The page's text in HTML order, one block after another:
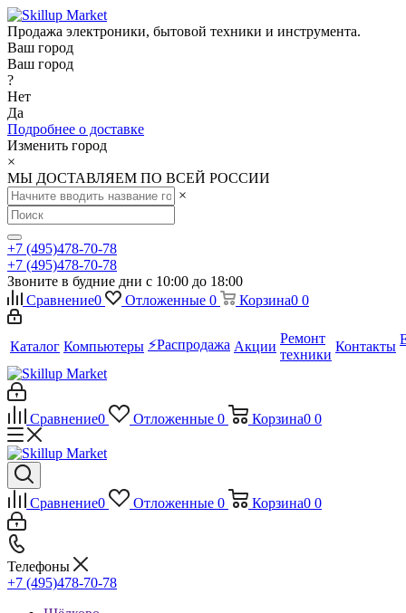
Продажа электроники, бытовой техники и инструмента.
Ваш город
Ваш город
?
Нет
Да
Подробнее о доставке
Изменить город
×
МЫ ДОСТАВЛЯЕМ ПО ВСЕЙ РОССИИ
×
+7 (495)478-70-78
+7 (495)478-70-78
Звоните в будние дни с 10:00 до 18:00
Сравнение0 Отложенные 0 Корзина0 0
Каталог Компьютеры ⚡️Распродажа Акции
Ремонт
техники
Контакты
Сравнение0 Отложенные 0 Корзина0 0
Сравнение0 Отложенные 0 Корзина0 0
Телефоны
+7 (495)478-70-78